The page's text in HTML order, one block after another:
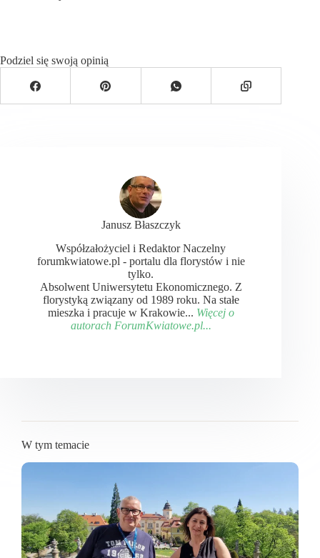
Podziel się swoją opinią
Janusz Błaszczyk
Współzałożyciel i Redaktor Naczelny
forumkwiatowe.pl - portalu dla florystów i nie
tylko.
Absolwent Uniwersytetu Ekonomicznego. Z
florystyką związany od 1989 roku. Na stałe
mieszka i pracuje w Krakowie... Więcej o
autorach ForumKwiatowe.pl...
W tym temacie